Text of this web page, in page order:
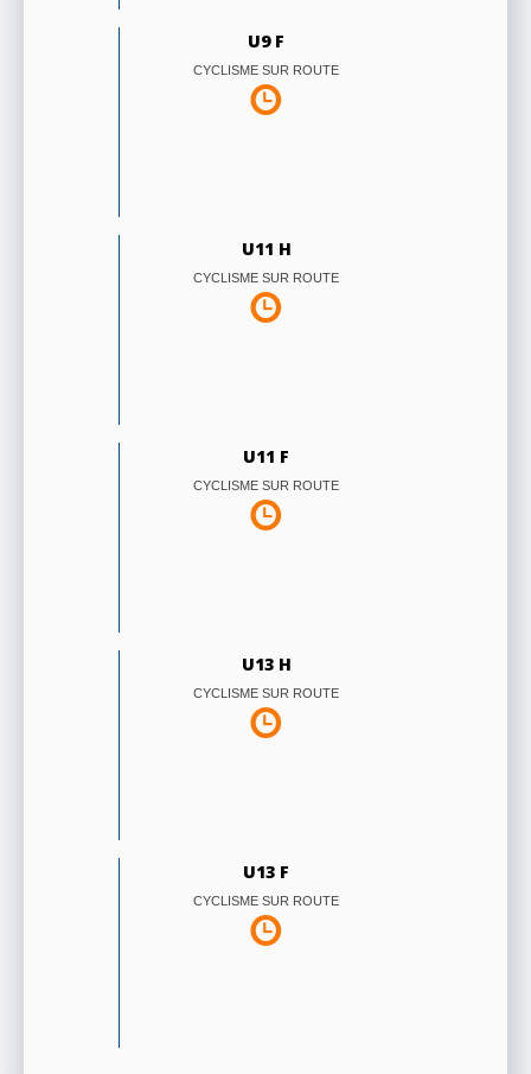
U9 F
CYCLISME SUR ROUTE
U11 H
CYCLISME SUR ROUTE
U11 F
CYCLISME SUR ROUTE
U13 H
CYCLISME SUR ROUTE
U13 F
CYCLISME SUR ROUTE